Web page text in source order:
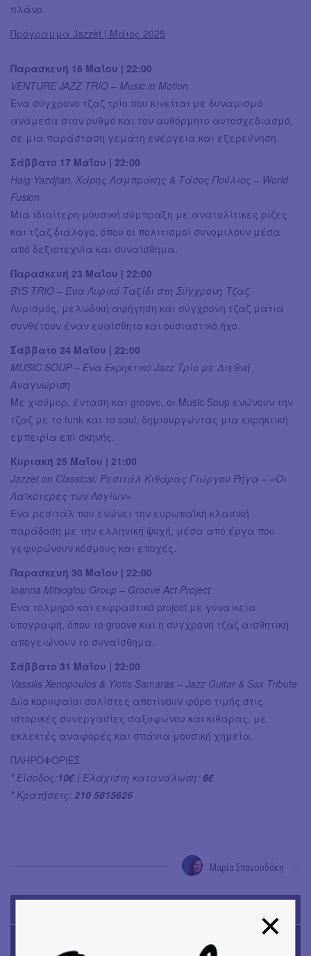
πλάνο.
Πρόγραμμα Jazzèt | Μάιος 2025
Παρασκευή 16 Μαΐου | 22:00
VENTURE JAZZ TRIO – Music in Motion
Ένα σύγχρονο τζαζ τρίο που κινείται με δυναμισμό
ανάμεσα στον ρυθμό και τον αυθόρμητο αυτοσχεδιασμό,
σε μια παράσταση γεμάτη ενέργεια και εξερεύνηση.
Σάββατο 17 Μαΐου | 22:00
Haig Yazdjian, Χάρης Λαμπράκης & Τάσος Πούλιος – World
Fusion
Μια ιδιαίτερη μουσική σύμπραξη με ανατολίτικες ρίζες
και τζαζ διάλογο, όπου οι πολιτισμοί συνομιλούν μέσα
από δεξιοτεχνία και συναίσθημα.
Παρασκευή 23 Μαΐου | 22:00
BYS TRIO – Ένα Λυρικό Ταξίδι στη Σύγχρονη Τζαζ
Λυρισμός, μελωδική αφήγηση και σύγχρονη τζαζ ματιά
συνθέτουν έναν ευαίσθητο και ουσιαστικό ήχο.
Σάββατο 24 Μαΐου | 22:00
MUSIC SOUP – Ένα Εκρηκτικό Jazz Τρίο με Διεθνή
Αναγνώριση
Με χιούμορ, ένταση και groove, οι Music Soup ενώνουν την
τζαζ με το funk και το soul, δημιουργώντας μια εκρηκτική
εμπειρία επί σκηνής.
Κυριακή 25 Μαΐου | 21:00
Jazzèt on Classical: Ρεσιτάλ Κιθάρας Γιώργου Ρήγα – «Οι
Λαϊκότερες των Λογίων»
Ένα ρεσιτάλ που ενώνει την ευρωπαϊκή κλασική
παράδοση με την ελληνική ψυχή, μέσα από έργα που
γεφυρώνουν κόσμους και εποχές.
Παρασκευή 30 Μαΐου | 22:00
Ioanna Mitsoglou Group – Groove Act Project
Ένα τολμηρό και εκφραστικό project με γυναικεία
υπογραφή, όπου το groove και η σύγχρονη τζαζ αισθητική
απογειώνουν το συναίσθημα.
Σάββατο 31 Μαΐου | 22:00
Vassilis Xenopoulos & Yiotis Samaras – Jazz Guitar & Sax Tribute
Δύο κορυφαίοι σολίστες αποτίνουν φόρο τιμής στις
ιστορικές συνεργασίες σαξοφώνου και κιθάρας, με
εκλεκτές αναφορές και σπάνια μουσική χημεία.
ΠΛΗΡΟΦΟΡΙΕΣ
* Είσοδος:10€ | Ελάχιστη κατανάλωση: 6€
* Κρατήσεις: 210 5815626
Μαρία Σπανουδάκη
16o Samos Young Artists Festival